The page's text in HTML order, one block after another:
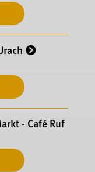
- Café Ruf